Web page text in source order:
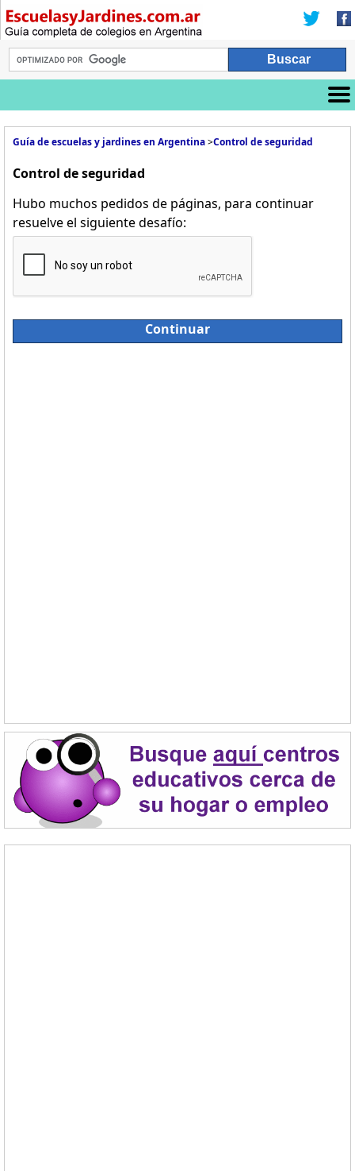
Guía de escuelas y jardines en Argentina>Control de seguridad
Control de seguridad
Hubo muchos pedidos de páginas, para continuar
resuelve el siguiente desafío:
Continuar